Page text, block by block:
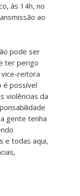
às 14h, no
ao
pode ser
ter perigo
vice-reitora
é possível
violências da
gente tenha
e todas aqui,